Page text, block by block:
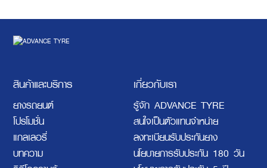
สินค้าและบริการ
ยางรถยนต์
โปรโมชั่น
แกลเลอรี่
บทความ
เกี่ยวกับเรา
รู้จัก ADVANCE TYRE
สนใจเป็นตัวแทนจำหน่าย
ลงทะเบียนรับประกันยาง
นโยบายการรับประกัน 180 วัน